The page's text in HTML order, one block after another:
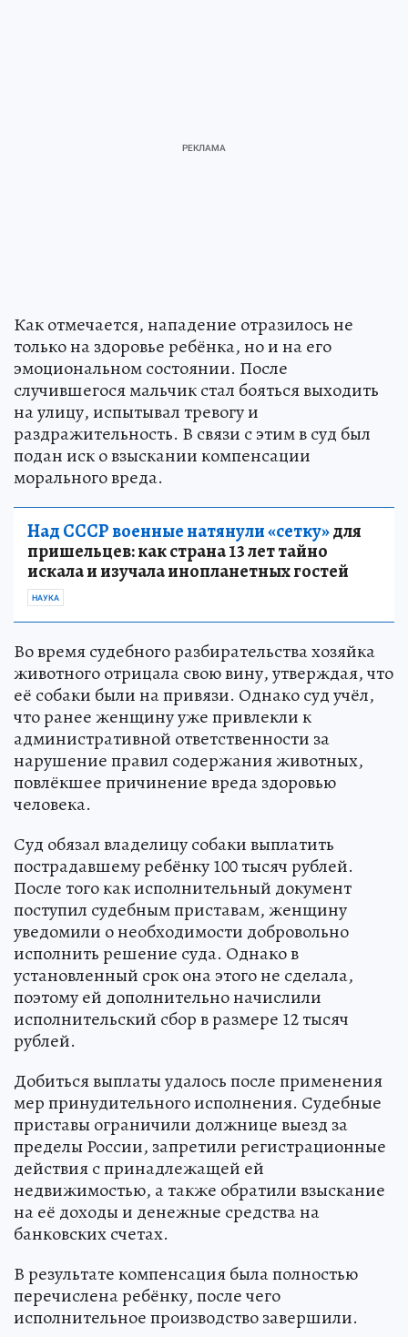
Как отмечается, нападение отразилось не
только на здоровье ребёнка, но и на его
эмоциональном состоянии. После
случившегося мальчик стал бояться выходить
на улицу, испытывал тревогу и
раздражительность. В связи с этим в суд был
подан иск о взыскании компенсации
морального вреда.
Над СССР военные натянули «сетку»для
пришельцев: как страна 13 лет тайно
искала и изучала инопланетных гостей
НАУКА
Во время судебного разбирательства хозяйка
животного отрицала свою вину, утверждая, что
её собаки были на привязи. Однако суд учёл,
что ранее женщину уже привлекли к
административной ответственности за
нарушение правил содержания животных,
повлёкшее причинение вреда здоровью
человека.
Суд обязал владелицу собаки выплатить
пострадавшему ребёнку 100 тысяч рублей.
После того как исполнительный документ
поступил судебным приставам, женщину
уведомили о необходимости добровольно
исполнить решение суда. Однако в
установленный срок она этого не сделала,
поэтому ей дополнительно начислили
исполнительский сбор в размере 12 тысяч
рублей.
Добиться выплаты удалось после применения
мер принудительного исполнения. Судебные
приставы ограничили должнице выезд за
пределы России, запретили регистрационные
действия с принадлежащей ей
недвижимостью, а также обратили взыскание
на её доходы и денежные средства на
банковских счетах.
В результате компенсация была полностью
перечислена ребёнку, после чего
исполнительное производство завершили.